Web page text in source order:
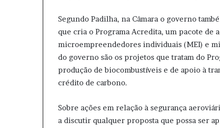
Segundo Padilha, na Câmara o governo
que cria o Programa Acredita, um pacote de
microempreendedores individuais (MEI) e
do governo são os projetos que tratam do
produção de biocombustíveis e de apoio à
crédito de carbono.
Sobre ações em relação à segurança
a discutir qualquer proposta que possa ser